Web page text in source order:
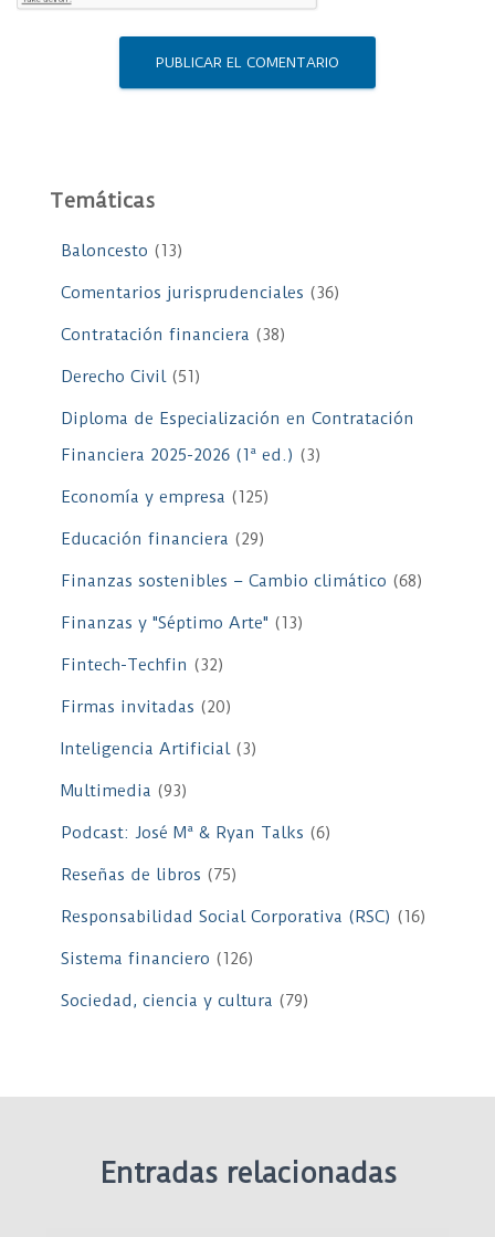
Temáticas
Baloncesto (13)
Comentarios jurisprudenciales (36)
Contratación financiera (38)
Derecho Civil(51)
Diploma de Especialización en Contratación
Financiera 2025-2026 (1ª ed.) (3)
Economía y empresa (125)
Educación financiera (29)
Finanzas sostenibles – Cambio climático (68)
Finanzas y "Séptimo Arte" (13)
Fintech-Techfin (32)
Firmas invitadas (20)
Inteligencia Artificial(3)
Multimedia (93)
Podcast: José Mª & Ryan Talks (6)
Reseñas de libros (75)
Responsabilidad Social Corporativa (RSC) (16)
Sistema financiero (126)
Sociedad, ciencia y cultura (79)
Entradas relacionadas